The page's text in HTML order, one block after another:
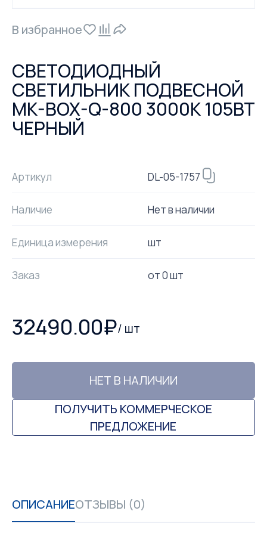
В избранное
СВЕТОДИОДНЫЙ
СВЕТИЛЬНИК ПОДВЕСНОЙ
MK-BOX-Q-800 3000К 105ВТ
ЧЕРНЫЙ
Артикул DL-05-1757
Наличие Нет в наличии
Единица измерения шт
Заказ от0шт
32490.00₽/ шт
НЕТ В НАЛИЧИИ
ПОЛУЧИТЬ КОММЕРЧЕСКОЕ
ПРЕДЛОЖЕНИЕ
ОПИСАНИЕОТЗЫВЫ (0)